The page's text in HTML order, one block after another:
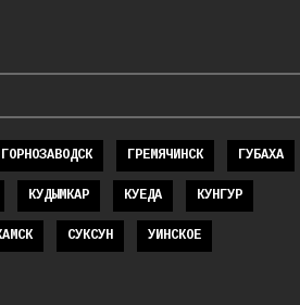
ГОРНОЗАВОДСК ГРЕМЯЧИНСК ГУБАХА
КУДЫМКАР КУЕДА КУНГУР
СУКСУН УИНСКОЕ